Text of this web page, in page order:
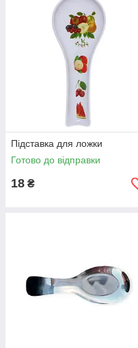
Підставка для ложки
Готово до відправки
18 ₴